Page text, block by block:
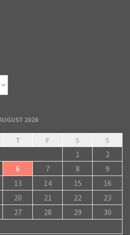
2026
T F S
S
1
2
6 7 8
9
13 14 15
16
20 21 22
23
27 28 29
30